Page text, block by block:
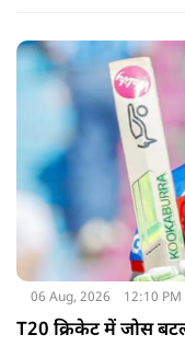
06 Aug, 2026 12:10 PM
T20 क्रिकेट में जोस